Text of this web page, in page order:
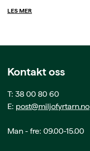
LES MER
Kontakt oss
T: 38 00 80 60
E: post@miljofyrtarn.no
Man - fre: 09.00-15.00